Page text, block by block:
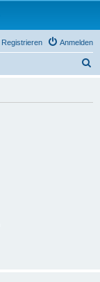
Anmelden
Registrieren